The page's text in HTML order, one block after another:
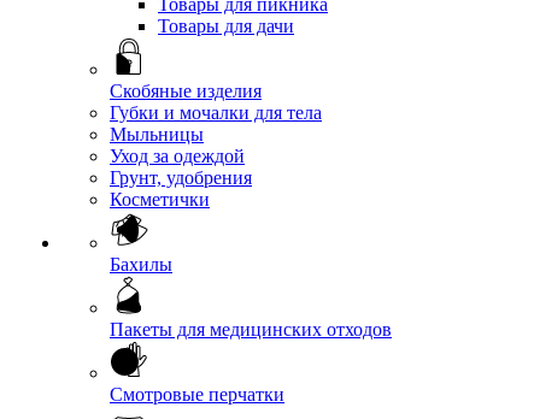
Товары для пикника
Товары для дачи
Скобяные изделия
Губки и мочалки для тела
Мыльницы
Уход за одеждой
Грунт, удобрения
Косметички
Бахилы
Пакеты для медицинских отходов
Смотровые перчатки